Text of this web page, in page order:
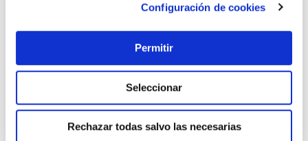
Configuración de cookies
Permitir
Seleccionar
Rechazar todas salvo las necesarias
Tyrolit
13,47 €
Añadir al carrito